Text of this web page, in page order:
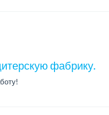
фабрику.